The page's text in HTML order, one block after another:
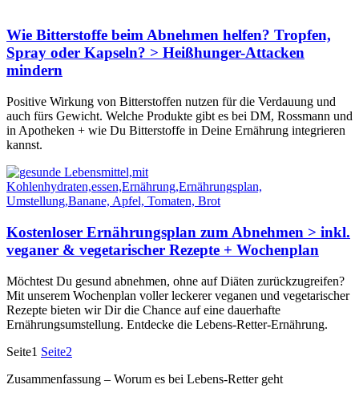
Wie Bitterstoffe beim Abnehmen helfen? Tropfen,
Spray oder Kapseln? > Heißhunger-Attacken
mindern
Positive Wirkung von Bitterstoffen nutzen für die Verdauung und
auch fürs Gewicht. Welche Produkte gibt es bei DM, Rossmann und
in Apotheken + wie Du Bitterstoffe in Deine Ernährung integrieren
kannst.
Kostenloser Ernährungs­plan zum Abnehmen > inkl.
veganer & vegetarischer Rezepte + Wochenplan
Möchtest Du gesund abnehmen, ohne auf Diäten zurückzugreifen?
Mit unserem Wochenplan voller leckerer veganen und vegetarischer
Rezepte bieten wir Dir die Chance auf eine dauerhafte
Ernährungsumstellung. Entdecke die Lebens-Retter-Ernährung.
Seite1 Seite2
Zusammenfassung – Worum es bei Lebens-Retter geht